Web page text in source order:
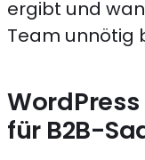
ergibt und
Team unnötig
WordPress
für B2B-